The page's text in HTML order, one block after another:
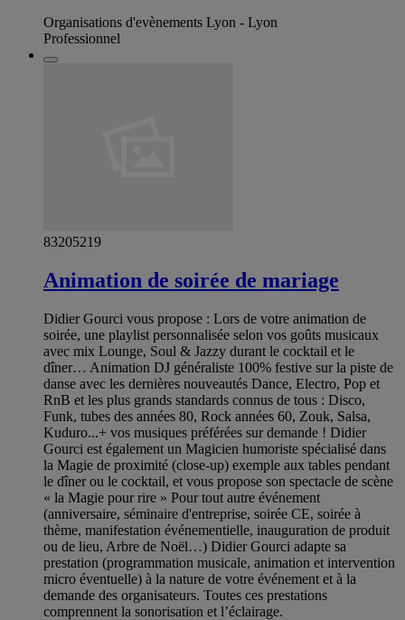
Organisations d'evènements Lyon - Lyon
Professionnel
83205219
Animation de soirée de mariage
Didier Gourci vous propose : Lors de votre animation de
soirée, une playlist personnalisée selon vos goûts musicaux
avec mix Lounge, Soul & Jazzy durant le cocktail et le
dîner… Animation DJ généraliste 100% festive sur la piste de
danse avec les dernières nouveautés Dance, Electro, Pop et
RnB et les plus grands standards connus de tous : Disco,
Funk, tubes des années 80, Rock années 60, Zouk, Salsa,
Kuduro...+ vos musiques préférées sur demande ! Didier
Gourci est également un Magicien humoriste spécialisé dans
la Magie de proximité (close-up) exemple aux tables pendant
le dîner ou le cocktail, et vous propose son spectacle de scène
« la Magie pour rire » Pour tout autre événement
(anniversaire, séminaire d'entreprise, soirée CE, soirée à
thème, manifestation événementielle, inauguration de produit
ou de lieu, Arbre de Noël…) Didier Gourci adapte sa
prestation (programmation musicale, animation et intervention
micro éventuelle) à la nature de votre événement et à la
demande des organisateurs. Toutes ces prestations
comprennent la sonorisation et l’éclairage.